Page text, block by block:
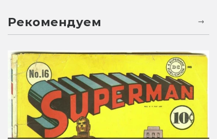
Рекомендуем